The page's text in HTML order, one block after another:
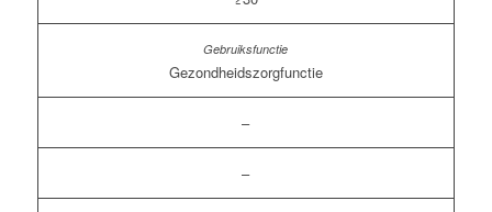
Gezondheidszorgfunctie
–
–